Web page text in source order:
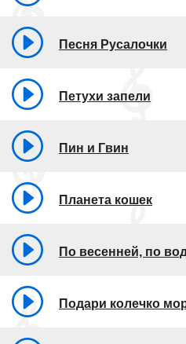
Песня Русалочки
Петухи запели
Пин и Гвин
Планета кошек
По весенней, по
Подари колечко